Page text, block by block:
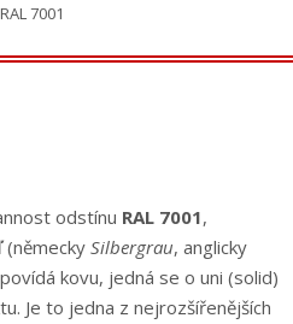
RAL 7001
odstínu RAL 7001,
(německy Silbergrau, anglicky
kovu, jedná se o uni (solid)
Je to jedna z nejrozšířenějších